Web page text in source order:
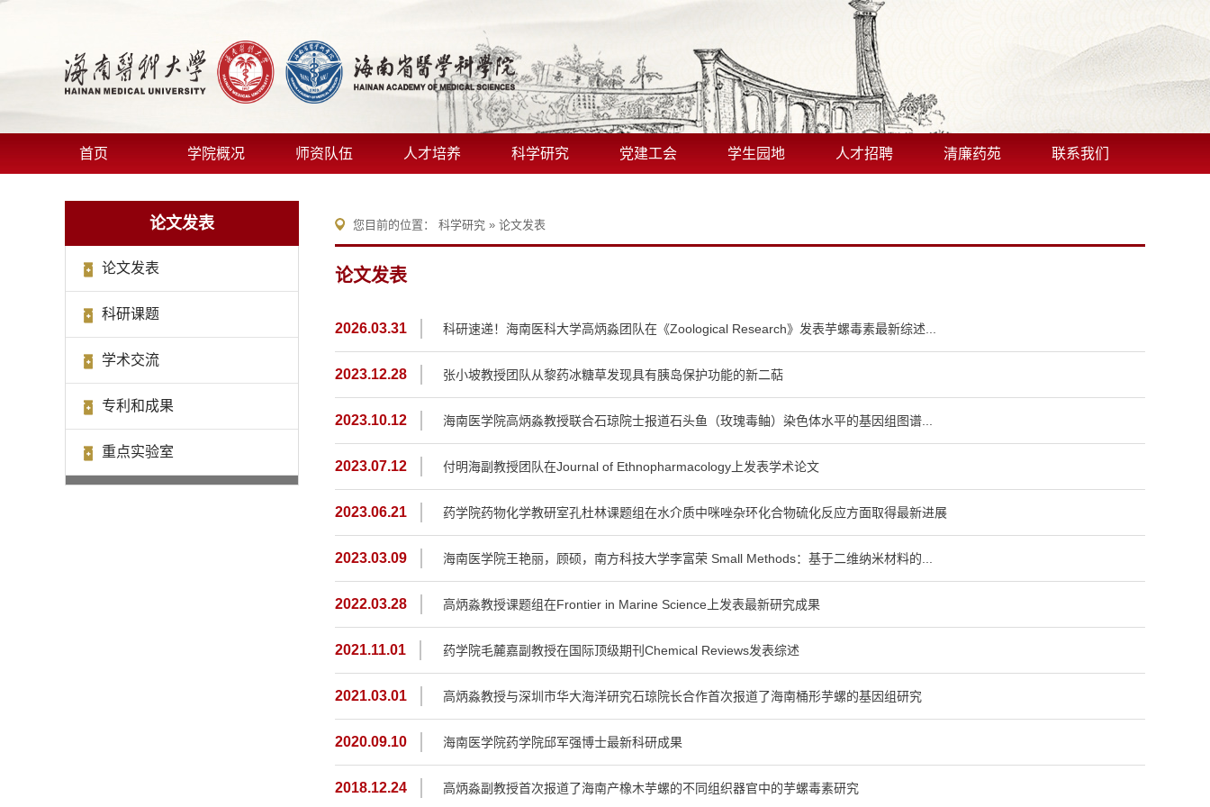
首页 学院概况 师资队伍 人才培养 科学研究 党建工会 学生园地 人才招聘 清廉药苑 联系我们
论文发表
论文发表
科研课题
学术交流
专利和成果
重点实验室
您目前的位置： 科学研究 » 论文发表
论文发表
2026.03.31 科研速递！海南医科大学高炳淼团队在《Zoological Research》发表芋螺毒素最新综述...
2023.12.28 张小坡教授团队从黎药冰糖草发现具有胰岛保护功能的新二萜
2023.10.12 海南医学院高炳淼教授联合石琼院士报道石头鱼（玫瑰毒鲉）染色体水平的基因组图谱...
2023.07.12 付明海副教授团队在Journal of Ethnopharmacology上发表学术论文
2023.06.21 药学院药物化学教研室孔杜林课题组在水介质中咪唑杂环化合物硫化反应方面取得最新进展
2023.03.09 海南医学院王艳丽，顾硕，南方科技大学李富荣 Small Methods：基于二维纳米材料的...
2022.03.28 高炳淼教授课题组在Frontier in Marine Science上发表最新研究成果
2021.11.01 药学院毛麓嘉副教授在国际顶级期刊Chemical Reviews发表综述
2021.03.01 高炳淼教授与深圳市华大海洋研究石琼院长合作首次报道了海南桶形芋螺的基因组研究
2020.09.10 海南医学院药学院邱军强博士最新科研成果
2018.12.24 高炳淼副教授首次报道了海南产橡木芋螺的不同组织器官中的芋螺毒素研究